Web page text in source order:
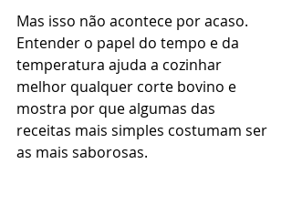
Mas isso não acontece por acaso.
Entender o papel do tempo e da
temperatura ajuda a cozinhar
melhor qualquer corte bovino e
mostra por que algumas das
receitas mais simples costumam ser
as mais saborosas.